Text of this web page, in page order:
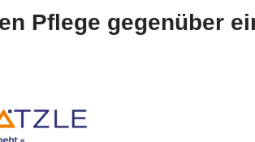
Pflege gegenüber